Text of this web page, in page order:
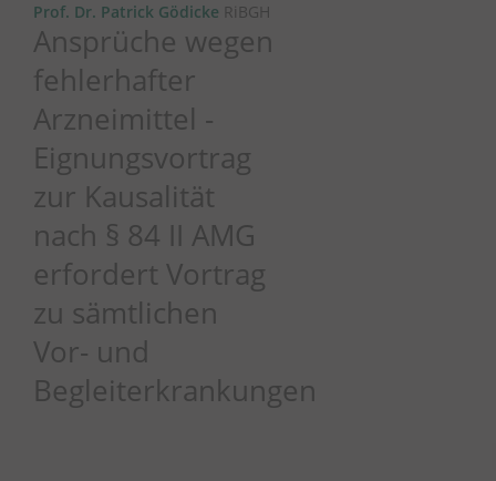
Prof. Dr. Patrick Gödicke RiBGH
Ansprüche wegen
fehlerhafter
Arzneimittel -
Eignungsvortrag
zur Kausalität
nach § 84 II AMG
erfordert Vortrag
zu sämtlichen
Vor- und
Begleiterkrankungen